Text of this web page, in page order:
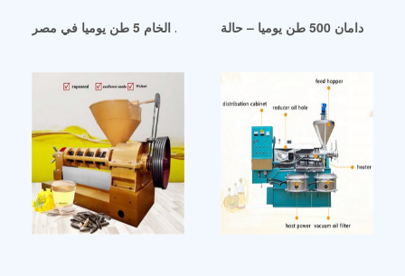
ماكينة تكرير النفط الخام 5 طن يوميا في مصر طن يوميا – حالة